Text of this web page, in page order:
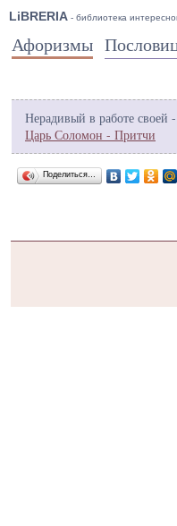
LiBRERIA - библиотека
Афоризмы
Нерадивый в работе своей
Царь Соломон - Притчи
Поделиться…